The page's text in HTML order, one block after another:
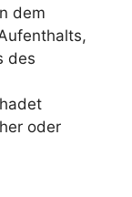
dem
des
oder